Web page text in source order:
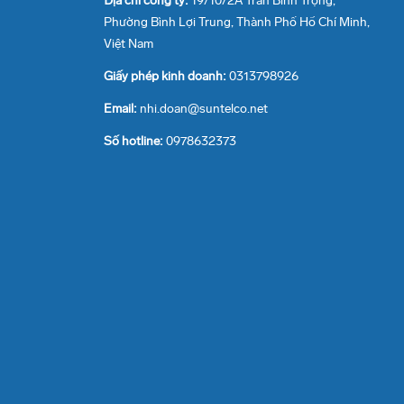
Phường Bình Lợi Trung, Thành Phố Hồ Chí Minh,
Việt Nam
Giấy phép kinh doanh: 0313798926
Email: nhi.doan@suntelco.net
Số hotline: 0978632373